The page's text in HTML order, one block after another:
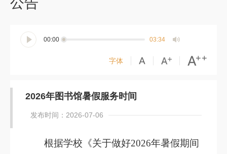
00:00 03:34
字体
2026年图书馆暑假服务时间
发布时间：2026-07-06
根据学校《关于做好2026年暑假期间